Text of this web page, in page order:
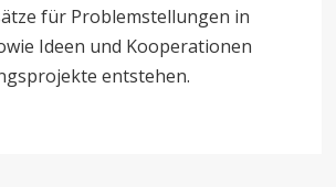
für Problemstellungen in
Ideen und Kooperationen
entstehen.